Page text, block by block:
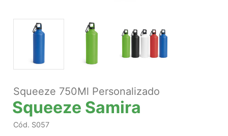
Squeeze 750Ml Personalizado
Squeeze Samira
Cód. S057